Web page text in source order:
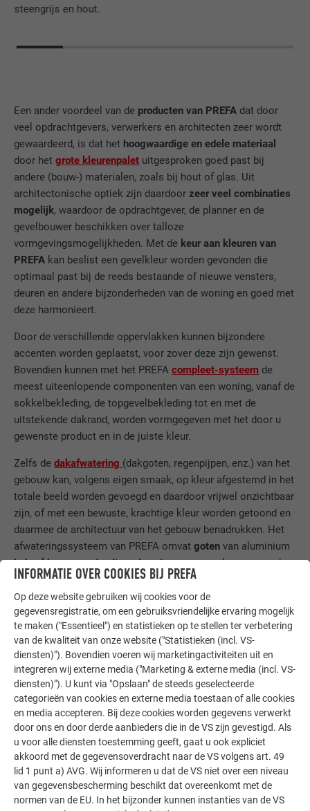
steengrijs en hout.
Een ander voordeel van de producten van PREFA dat door
veel opdrachtgevers, verwerkers en architecten zeer wordt
gewaardeerd, is dat het hoogwaardige en edele materiaal
door hetgrote kleurenpalet uitgesproken goed past bij
andere (bouw-) materialen, zoals bij hout of glas. Uit
architectonische optiek zijn daardoorzeer veel combinaties
mogelijk, waardoor de opdrachtgever, de planner en de
gevelbouwer beschikken over talloze
vormgevingsmogelijkheden. Met de keur aan kleuren van
PREFA kan beslist een gevelkleur worden gevonden die
optimaal past bij de reeds bestaande of nieuwe vensters,
deuren en andere bijzonderheden van de woning en goed met
deze harmonieert.
Door de verschillende oppervlakken kunnen bijzondere
accenten worden geplaatst, voor zover deze zijn gewenst.
Bovendien kunnen met het PREFAcompleet-systeem de
meest uiteenlopende componenten van een woning, vanaf de
sokkelbekleding, de topgevelbekleding tot en met de
uitstekende dakrand, worden vormgegeven met het door u
gewenste product en in de juiste kleur.
Zelfs dedakafwatering (dakgoten, regenpijpen, enz.) van het
gebouw kan, volgens eigen smaak, op kleur afgestemd in het
totale beeld worden gevoegd en daardoor vrijwel onzichtbaar
zijn, of met een bewuste, krachtige kleur worden getoond en
daarmee de architectuur van het gebouw benadrukken. Het
afwateringssysteem van PREFA omvatgoten van aluminium
in hoekige en ronde uitvoeringdie naar wens kunnen worden
geselecteerd. Door het PREFA compleet-systeem is
gewaarborgd dat alle componenten op ideale wijze onderling
vastklikken – het dak, de dakafwatering, maar ook de gevel
en alle accessoires.
Door een bekleding van PREFA krijgt uw gevel niet alleen een
individuele uitstraling, maar isook uitstekend beschermd
tegen weersinvloeden. Zoals u ziet, worden aan u en uw
creativiteit bij de oppervlaktevormgeving van uw nieuwe
gevel met PREFA gevelsystemen vrijwel geen grenzen
gesteld! Voor meer gevelideeën en inspiratie, of het nu om
nieuwbouw of gevelrenovatie gaat, bladert u het beste door
onzereferentieobjectenenrenovatiegalerij.
INFORMATIE OVER COOKIES BIJ PREFA
Op deze website gebruiken wij cookies voor de
gegevensregistratie, om een gebruiksvriendelijke ervaring mogelijk
te maken ("Essentieel") en statistieken op te stellen ter verbetering
van de kwaliteit van onze website ("Statistieken (incl. VS-
diensten)"). Bovendien voeren wij marketingactiviteiten uit en
integreren wij externe media ("Marketing & externe media (incl. VS-
diensten)"). U kunt via "Opslaan" de steeds geselecteerde
categorieën van cookies en externe media toestaan of alle cookies
en media accepteren. Bij deze cookies worden gegevens verwerkt
door ons en door derde aanbieders die in de VS zijn gevestigd. Als
u voor alle diensten toestemming geeft, gaat u ook expliciet
akkoord met de gegevensoverdracht naar de VS volgens art. 49
lid 1 punt a) AVG. Wij informeren u dat de VS niet over een niveau
van gegevensbescherming beschikt dat overeenkomt met de
normen van de EU. In het bijzonder kunnen instanties van de VS